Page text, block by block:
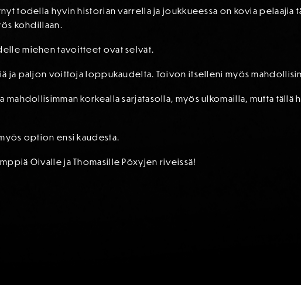
todella hyvin historian varrella ja joukkueessa on kovia pelaajia
kohdillaan.
miehen tavoitteet ovat selvät.
ja paljon voittoja loppukaudelta. Toivon itselleni myös
korkealla sarjatasolla, myös ulkomailla, mutta tällä
option ensi kaudesta.
Oivalle ja Thomasille Pöxyjen riveissä!